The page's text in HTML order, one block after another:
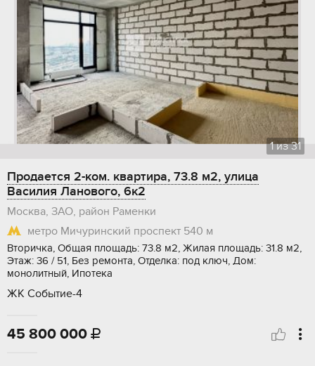
1из31
Продается 2-ком. квартира, 73.8 м2, улица
Василия Ланового, 6к2
Москва, ЗАО, район Раменки
метро Мичуринский проспект 540 м
Вторичка, Общая площадь: 73.8 м2, Жилая площадь: 31.8 м2,
Этаж: 36 / 51, Без ремонта, Отделка: под ключ, Дом:
монолитный, Ипотека
ЖК Событие-4
45 800 000 